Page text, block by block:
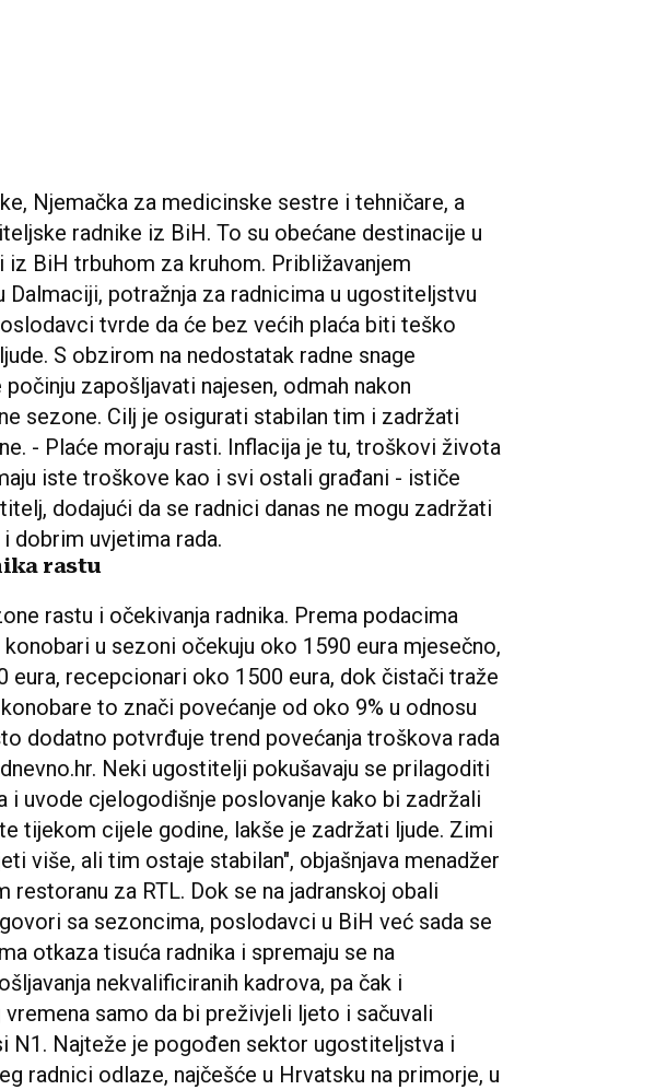
Njemačka za medicinske sestre i tehničare, a
radnike iz BiH. To su obećane destinacije u
iz BiH trbuhom za kruhom. Približavanjem
potražnja za radnicima u ugostiteljstvu
tvrde da će bez većih plaća biti teško
S obzirom na nedostatak radne snage
zapošljavati najesen, odmah nakon
sezone. Cilj je osigurati stabilan tim i zadržati
- Plaće moraju rasti. Inflacija je tu, troškovi života
iste troškove kao i svi ostali građani - ističe
dodajući da se radnici danas ne mogu zadržati
dobrim uvjetima rada.
rastu
rastu i očekivanja radnika. Prema podacima
u sezoni očekuju oko 1590 eura mjesečno,
eura, recepcionari oko 1500 eura, dok čistači traže
to znači povećanje od oko 9% u odnosu
dodatno potvrđuje trend povećanja troškova rada
Neki ugostitelji pokušavaju se prilagoditi
i uvode cjelogodišnje poslovanje kako bi zadržali
tijekom cijele godine, lakše je zadržati ljude. Zimi
više, ali tim ostaje stabilan", objašnjava menadžer
restoranu za RTL. Dok se na jadranskoj obali
sa sezoncima, poslodavci u BiH već sada se
otkaza tisuća radnika i spremaju se na
nekvalificiranih kadrova, pa čak i
vremena samo da bi preživjeli ljeto i sačuvali
N1. Najteže je pogođen sektor ugostiteljstva i
radnici odlaze, najčešće u Hrvatsku na primorje, u